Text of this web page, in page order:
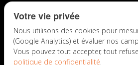
Candidater chez
NOUS
Votre vie privée
Nous utilisons des cookies pour
(Google Analytics) et évaluer nos
Vous pouvez tout accepter, tout
politique de confidentialité.